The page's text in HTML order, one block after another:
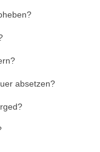
absetzen?